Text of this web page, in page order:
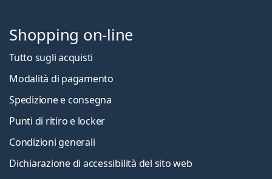
Shopping on-line
Tutto sugli acquisti
Modalità di pagamento
Spedizione e consegna
Punti di ritiro e locker
Condizioni generali
Dichiarazione di accessibilità del sito web